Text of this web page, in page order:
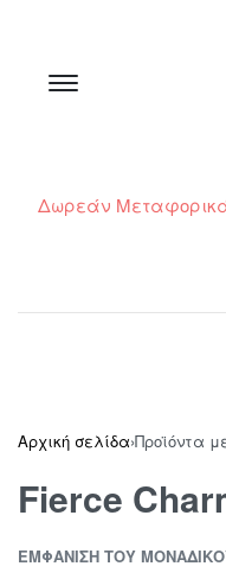
Δωρεάν
Αρχική σελίδα›Προϊόντα
Fierce
ΕΜΦΆΝΙΣΗ ΤΟΥ